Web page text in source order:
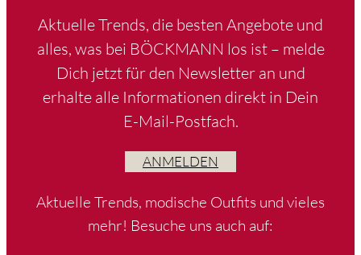
Aktuelle Trends, die besten Angebote und
alles, was bei BÖCKMANN los ist – melde
Dich jetzt für den Newsletter an und
erhalte alle Informationen direkt in Dein
E-Mail-Postfach.
ANMELDEN
Aktuelle Trends, modische Outfits und vieles
mehr! Besuche uns auch auf: